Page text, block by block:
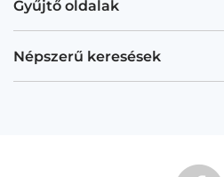
Gyűjtő oldalak
Népszerű keresések